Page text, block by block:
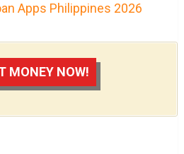
Apps Philippines 2026
MONEY NOW!